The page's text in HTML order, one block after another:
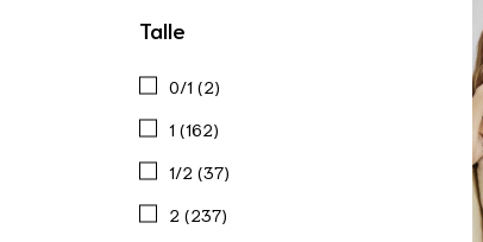
Talle
0/1 (2)
1 (162)
1/2 (37)
2 (237)